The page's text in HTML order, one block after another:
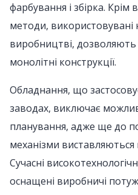
фарбування і збірка. Крім
методи, використовувані
виробництві,
монолітні конструкції.
Обладнання, що
заводах, виключає
планування, адже ще до
механізми
Сучасні
оснащені виробничі